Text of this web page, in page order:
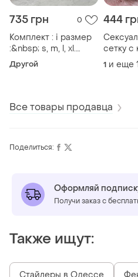
735 грн 0
Комплект : i размер
:&nbsp; s, m, l, xl.
сетчатый комплект
белья с
регулируются,
бюстгальтер с
Другой
444
сетку с
1-3,
1 и еще
Все товары продавца
Поделиться:
Оформляй
Получи заказ с
Также ищут: